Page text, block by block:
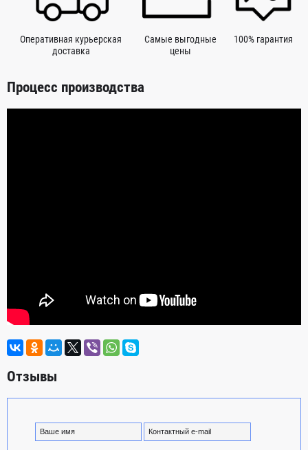
Оперативная курьерская
доставка
Самые выгодные
цены
100% гарантия
Процесс производства
Отзывы